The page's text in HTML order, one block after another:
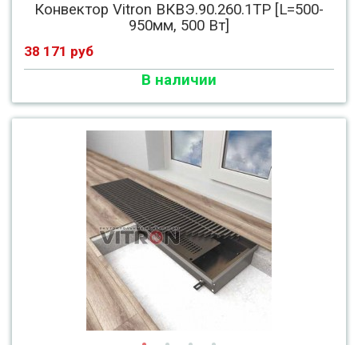
Конвектор Vitron ВКВЭ.90.260.1ТР [L=500-
950мм, 500 Вт]
38 171 руб
В наличии